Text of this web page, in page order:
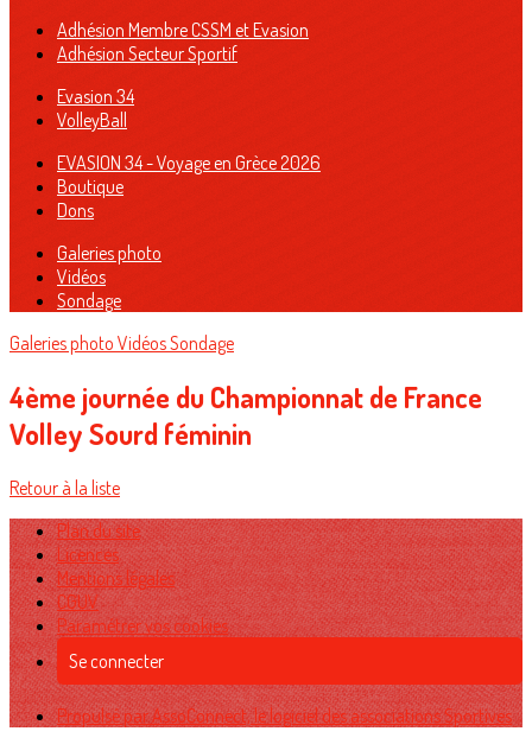
Adhésion Membre CSSM et Evasion
Adhésion Secteur Sportif
Evasion 34
VolleyBall
EVASION 34 - Voyage en Grèce 2026
Boutique
Dons
Galeries photo
Vidéos
Sondage
Galeries photo VidéosSondage
4ème journée du Championnat de France
Volley Sourd féminin
Retour à la liste
Plan du site
Licences
Mentions légales
CGUV
Paramétrer vos cookies
Se connecter
Propulsé par AssoConnect, le logiciel des associations Sportives